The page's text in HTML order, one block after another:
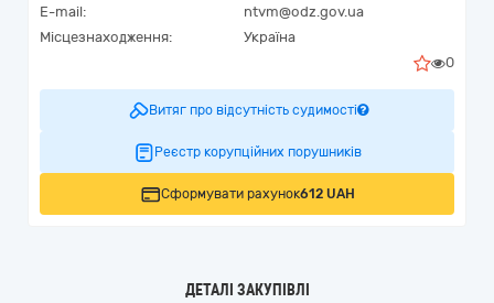
E-mail:
ntvm@odz.gov.ua
Місцезнаходження:
Україна
0
Витяг про відсутність судимості
Реєстр корупційних порушників
Сформувати рахунок612 UAH
ДЕТАЛІ ЗАКУПІВЛІ